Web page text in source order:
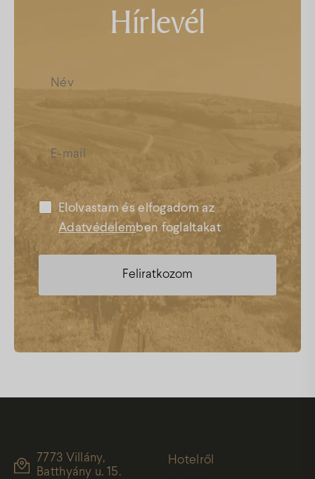
Hírlevél
Elolvastam és elfogadom az
Adatvédelemben foglaltakat
7773 Villány,
Batthyány u. 15.
Hotelről